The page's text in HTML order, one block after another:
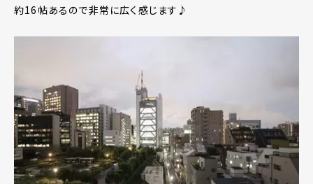
約16帖あるので非常に広く感じます♪